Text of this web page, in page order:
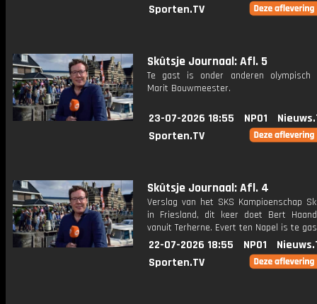
Sporten.TV
Skûtsje Journaal: Afl. 5
Te gast is onder anderen olympisch
Marit Bouwmeester.
23-07-2026 18:55 NPO1
Sporten.TV
Skûtsje Journaal: Afl. 4
Verslag van het SKS Kampioenschap
in Friesland, dit keer doet Bert
vanuit Terherne. Evert ten Napel is te
22-07-2026 18:55 NPO1
Sporten.TV